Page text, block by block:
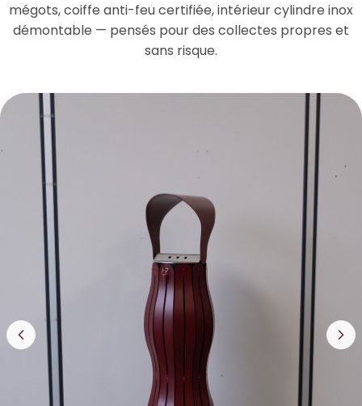
mégots, coiffe anti-feu certifiée, intérieur cylindre inox
démontable — pensés pour des collectes propres et
sans risque.